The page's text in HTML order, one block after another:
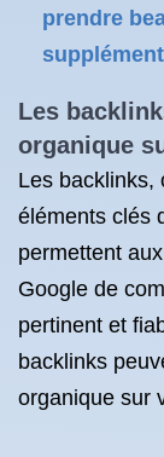
prendre
Les
organique
Les backlinks,
éléments clés
permettent
Google de
pertinent et
backlinks
organique sur